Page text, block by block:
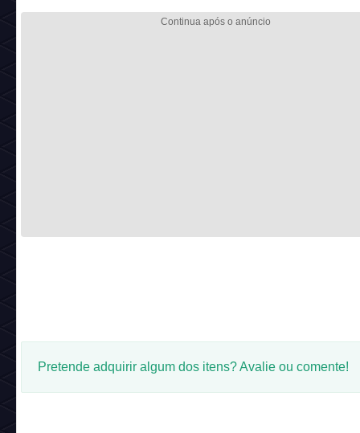
Pretende adquirir algum dos itens? Avalie ou comente!